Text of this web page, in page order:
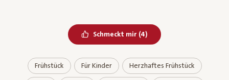
Schmeckt mir Bereits geliked
(4)
Frühstück Für Kinder Herzhaftes Frühstück